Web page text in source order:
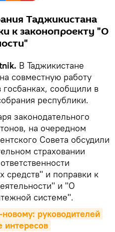
Таджикистана
к законопроекту "О
В Таджикистане
совместную работу
госбанках, сообщили в
республики.
законодательного
на очередном
Совета обсудили
страховании
средств" и поправки к
и "О
системе".
руководителей
интересов